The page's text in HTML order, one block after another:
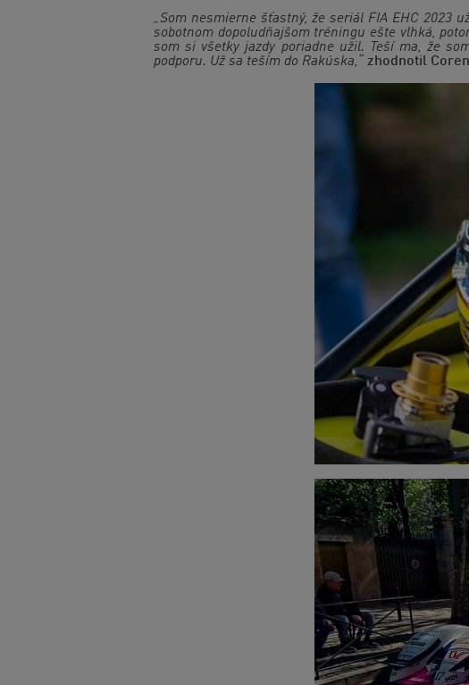
„Som nesmierne šťastný, že seriál FIA EHC 2023
sobotnom dopoludňajšom tréningu ešte vlhká,
som si všetky jazdy poriadne užil. Teší ma, že
podporu. Už sa teším do Rakúska,“
zhodnotil